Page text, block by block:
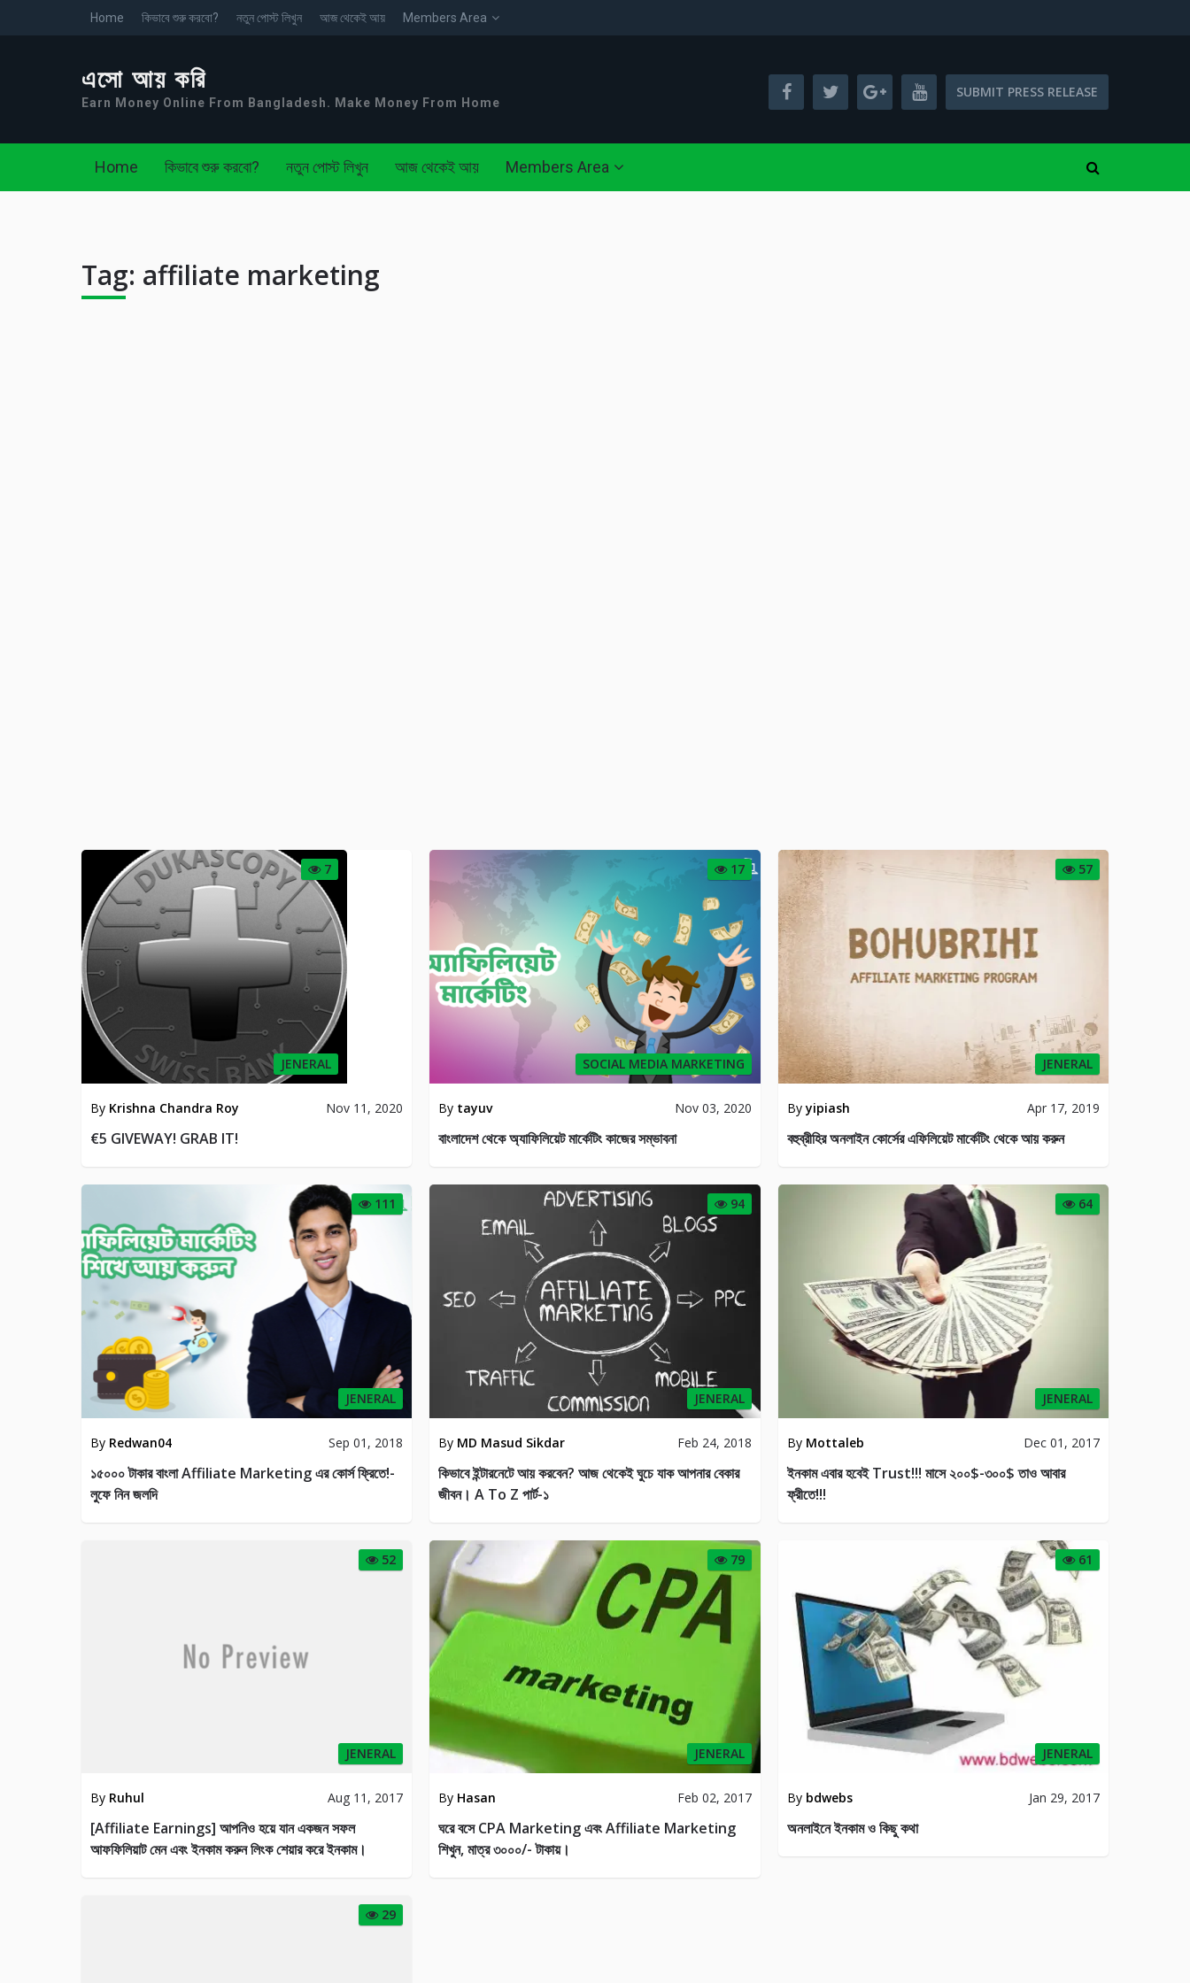
Home কিভাবে শুরু করবো? নতুন পোস্ট লিখুন আজ থেকেই আয় Members Area
এসো আয় করি
Earn Money Online From Bangladesh. Make Money From Home
SUBMIT PRESS RELEASE
Home কিভাবে শুরু করবো? নতুন পোস্ট লিখুন আজ থেকেই আয় Members Area
Tag: affiliate marketing
7
JENERAL
By Krishna Chandra Roy Nov 11, 2020
€5 GIVEWAY! GRAB IT!
17
SOCIAL MEDIA MARKETING
By tayuv Nov 03, 2020
বাংলাদেশ থেকে অ্যাফিলিয়েট মার্কেটিং কাজের সম্ভাবনা
57
JENERAL
Byyipiash Apr 17, 2019
বহুব্রীহির অনলাইন কোর্সের এফিলিয়েট মার্কেটিং থেকে আয় করুন
111
JENERAL
By Redwan04 Sep 01, 2018
১৫০০০ টাকার বাংলা Affiliate Marketing এর কোর্স ফ্রিতে!-
লুফে নিন জলদি
94
JENERAL
By MD Masud Sikdar Feb 24, 2018
কিভাবে ইন্টারনেটে আয় করবেন? আজ থেকেই ঘুচে যাক আপনার বেকার
জীবন। A To Z পার্ট-১
64
JENERAL
By Mottaleb Dec 01, 2017
ইনকাম এবার হবেই Trust!!! মাসে ২০০$-৩০০$ তাও আবার
ফ্রীতে!!!
52
JENERAL
By Ruhul Aug 11, 2017
[Affiliate Earnings] আপনিও হয়ে যান একজন সফল
আফফিলিয়াট মেন এবং ইনকাম করুন লিংক শেয়ার করে ইনকাম।
79
JENERAL
By Hasan Feb 02, 2017
ঘরে বসে CPA Marketing এবং Affiliate Marketing
শিখুন, মাত্র ৩০০০/- টাকায়।
61
JENERAL
By bdwebs Jan 29, 2017
অনলাইনে ইনকাম ও কিছু কথা
29